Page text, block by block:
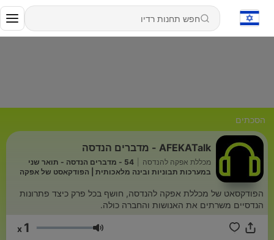
הסכתים
AFEKATalk - מדברים הנדסה
מכללת אפקה להנדסה
54 - מדברים הנדסה - תואר שני
במערכות תבוניות ובינה מלאכותית | הפודקאסט של אפקה
הפודקסאט של מכללת אפקה להנדסה, חושף בכל פרק כיצד פתרונות
הנדסיים משרתים את האנושות והחברה כולה.
עוצמת שמע 1